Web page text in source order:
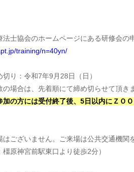
法士協会のホームページにある研修会の
training/n=40yn/
切り：令和7年9月28日（日）
の場合は、先着順にて締め切らせて頂き
加の方には受付終了後、5日以内にＺＯ
はございません。ご来場は公共交通機関
橿原神宮前駅東口より徒歩2分）